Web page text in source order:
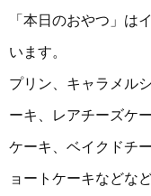
「本日のおやつ」は
います。
プリン、キャラメル
ーキ、レアチーズケ
ケーキ、ベイクドチ
ョートケーキなどな